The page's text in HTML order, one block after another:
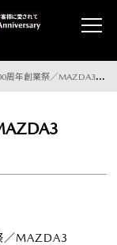
業祭／MAZDA3 DRIVING FAIR
／MAZDA3